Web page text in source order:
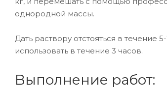
однородной массы.
Дать раствору отстояться в
использовать в течение 3 часов.
Выполнение работ: